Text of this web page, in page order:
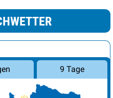
9 Tage